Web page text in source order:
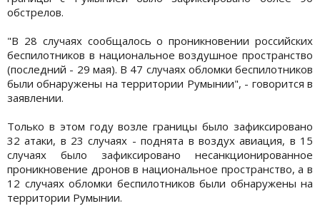
обстрелов.
"В 28 случаях сообщалось о проникновении российских
беспилотников в национальное воздушное пространство
(последний - 29 мая). В 47 случаях обломки беспилотников
были обнаружены на территории Румынии", - говорится в
заявлении.
Только в этом году возле границы было зафиксировано
32 атаки, в 23 случаях - поднята в воздух авиация, в 15
случаях было зафиксировано несанкционированное
проникновение дронов в национальное пространство, а в
12 случаях обломки беспилотников были обнаружены на
территории Румынии.